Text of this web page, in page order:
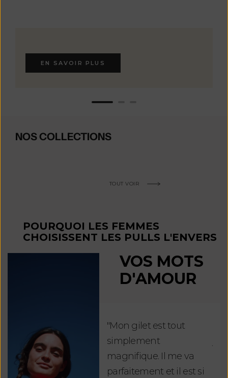
EN SAVOIR PLUS
NOS COLLECTIONS
TOUT VOIR
POURQUOI LES FEMMES
CHOISISSENT LES PULLS L'ENVERS
VOS MOTS
D'AMOUR
"Mon gilet est tout
simplement
magnifique. Il me va
parfaitement et il est si